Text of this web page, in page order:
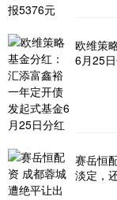
欧维策
6月25
赛岳恒
淡定，